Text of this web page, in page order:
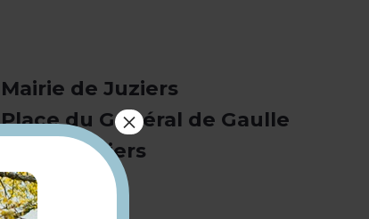
Mairie de Juziers
Place du Général de Gaulle
78820 Juziers
01 34 75 28 00
×